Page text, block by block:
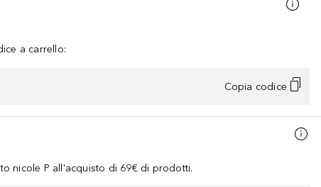
a carrello:
Copia codice
nicole P all'acquisto di 69€ di prodotti.